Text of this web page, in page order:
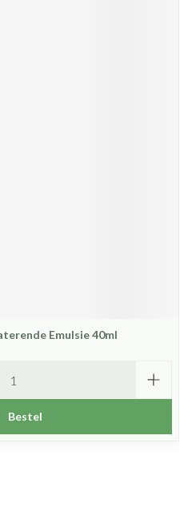
Emulsie 40ml
Bestel